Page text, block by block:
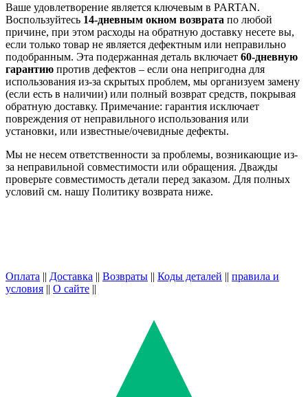
Ваше удовлетворение является ключевым в PARTAN.
Воспользуйтесь 14-дневным окном возврата по любой
причине, при этом расходы на обратную доставку несете вы,
если только товар не является дефектным или неправильно
подобранным. Эта подержанная деталь включает 60-дневную
гарантию против дефектов – если она непригодна для
использования из-за скрытых проблем, мы организуем замену
(если есть в наличии) или полный возврат средств, покрывая
обратную доставку. Примечание: гарантия исключает
повреждения от неправильного использования или
установки, или известные/очевидные дефекты.
Мы не несем ответственности за проблемы, возникающие из-
за неправильной совместимости или обращения. Дважды
проверьте совместимость детали перед заказом. Для полных
условий см. нашу Политику возврата ниже.
Оплата || Доставка || Возвраты || Коды деталей || правила и
условия || О сайте ||